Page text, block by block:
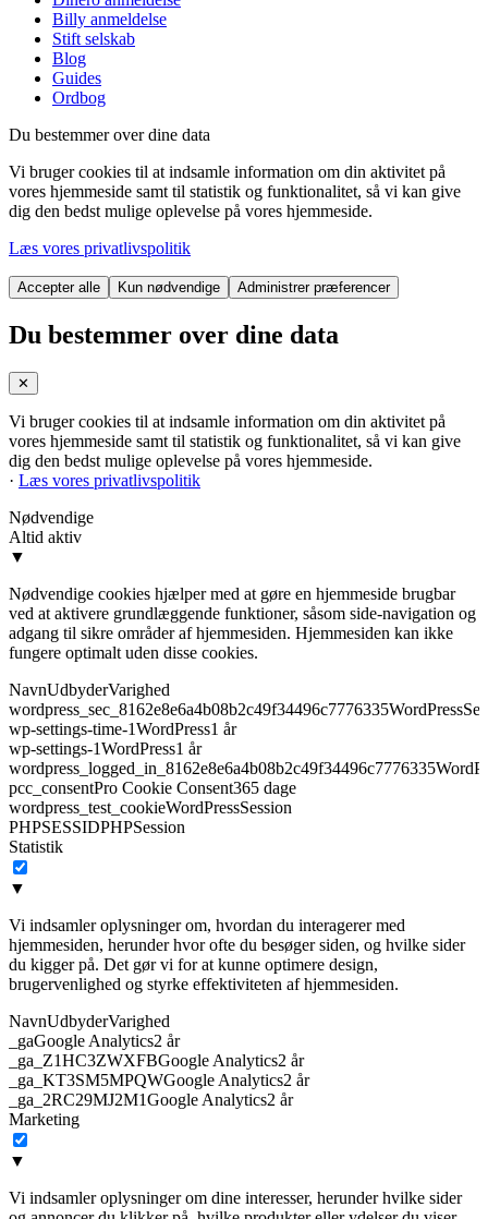
Billy anmeldelse
Stift selskab
Blog
Guides
Ordbog
Du bestemmer over dine data
Vi bruger cookies til at indsamle information om din aktivitet på
vores hjemmeside samt til statistik og funktionalitet, så vi kan give
dig den bedst mulige oplevelse på vores hjemmeside.
Læs vores privatlivspolitik
Accepter alle Kun nødvendige Administrer præferencer
Du bestemmer over dine data
✕
Vi bruger cookies til at indsamle information om din aktivitet på
vores hjemmeside samt til statistik og funktionalitet, så vi kan give
dig den bedst mulige oplevelse på vores hjemmeside.
· Læs vores privatlivspolitik
Nødvendige
Altid aktiv
▼
Nødvendige cookies hjælper med at gøre en hjemmeside brugbar
ved at aktivere grundlæggende funktioner, såsom side-navigation og
adgang til sikre områder af hjemmesiden. Hjemmesiden kan ikke
fungere optimalt uden disse cookies.
NavnUdbyderVarighed
wordpress_sec_8162e8e6a4b08b2c49f34496c7776335WordPress
wp-settings-time-1WordPress1 år
wp-settings-1WordPress1 år
wordpress_logged_in_8162e8e6a4b08b2c49f34496c7776335
pcc_consentPro Cookie Consent365 dage
wordpress_test_cookieWordPressSession
PHPSESSIDPHPSession
Statistik
▼
Vi indsamler oplysninger om, hvordan du interagerer med
hjemmesiden, herunder hvor ofte du besøger siden, og hvilke sider
du kigger på. Det gør vi for at kunne optimere design,
brugervenlighed og styrke effektiviteten af hjemmesiden.
NavnUdbyderVarighed
_gaGoogle Analytics2 år
_ga_Z1HC3ZWXFBGoogle Analytics2 år
_ga_KT3SM5MPQWGoogle Analytics2 år
_ga_2RC29MJ2M1Google Analytics2 år
Marketing
▼
Vi indsamler oplysninger om dine interesser, herunder hvilke sider